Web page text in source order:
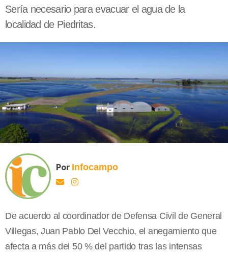
Sería necesario para evacuar el agua de la
localidad de Piedritas.
Por Infocampo
De acuerdo al coordinador de Defensa Civil de General
Villegas, Juan Pablo Del Vecchio, el anegamiento que
afecta a más del 50 % del partido tras las intensas